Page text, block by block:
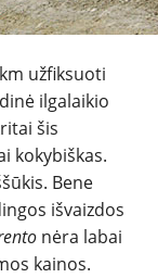
užfiksuoti
ilgalaikio
šis
kokybiškas.
Bene
išvaizdos
nėra labai
kainos.